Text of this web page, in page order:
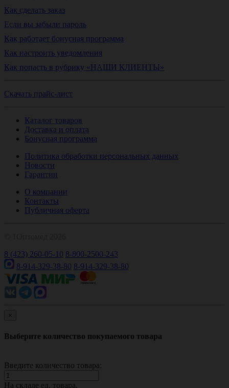
Как сделать заказ
Если вы забыли пароль
Как работает бонусная программа
Как настроить уведомления
Как попасть в рубрику «НАШИ КЛИЕНТЫ»
Скачать прайс-лист
Каталог товаров
Доставка и оплата
Бонусная программа
Политика обработки персональных данных
Новости
Гарантии
О компании
Контакты
Публичная оферта
8 (423) 260-05-10 8-800-2500-243
8-914-329-38-80 8-914-329-38-80
×
Выберите количество покупаемого товара
Введите количество товара:
На складе ед. товара.